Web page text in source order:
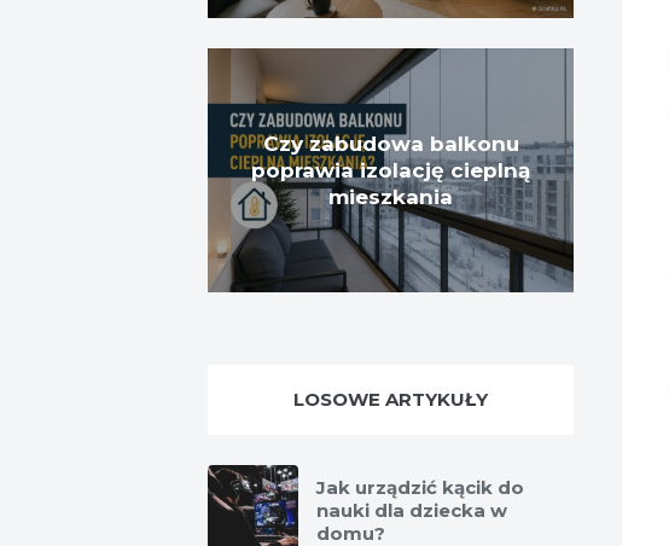
Czy zabudowa balkonu
poprawia izolację cieplną
mieszkania
LOSOWE ARTYKUŁY
Jak urządzić kącik do
nauki dla dziecka w
domu?